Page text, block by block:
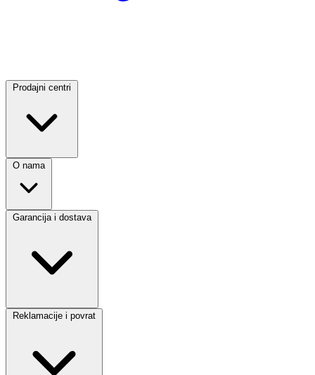
Prodajni centri
O nama
Garancija i dostava
Reklamacije i povrat